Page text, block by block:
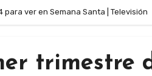
ver en Semana Santa | Televisión
trimestre